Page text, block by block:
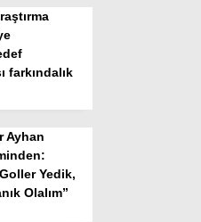
farkındalık
Ayhan
Yedik,
Olalım”